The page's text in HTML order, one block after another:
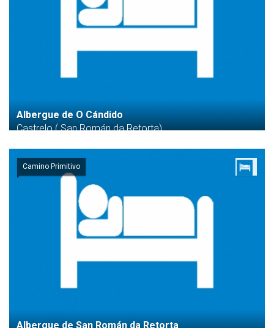
Albergue de O Cándido
Castrelo ( San Román da Retorta)
Camino Primitivo
Albergue de San Román da Retorta